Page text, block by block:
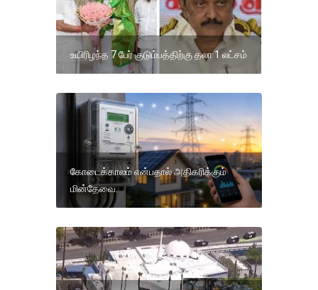
உயிரிழந்த 7 பேர் குடும்பத்திற்கு தலா 1 லட்சம்
கோடைக்காலம் என்பதால் அதிகரிக்கும்
மின்தேவை.